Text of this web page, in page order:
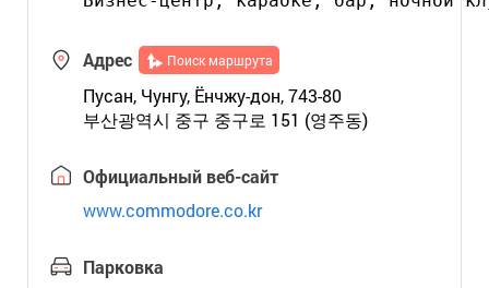
Адрес Поиск маршрута
Пусан, Чунгу, Ёнчжу-дон, 743-80
부산광역시 중구 중구로 151 (영주동)
Официальный веб-сайт
www.commodore.co.kr
Парковка